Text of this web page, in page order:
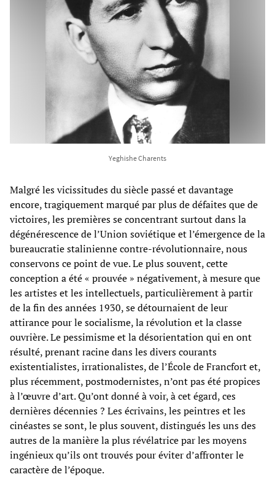
Yeghishe Charents
Malgré les vicissitudes du siècle passé et davantage
encore, tragiquement marqué par plus de défaites que de
victoires, les premières se concentrant surtout dans la
dégénérescence de l’Union soviétique et l’émergence de la
bureaucratie stalinienne contre-révolutionnaire, nous
conservons ce point de vue. Le plus souvent, cette
conception a été « prouvée » négativement, à mesure que
les artistes et les intellectuels, particulièrement à partir
de la fin des années 1930, se détournaient de leur
attirance pour le socialisme, la révolution et la classe
ouvrière. Le pessimisme et la désorientation qui en ont
résulté, prenant racine dans les divers courants
existentialistes, irrationalistes, de l’École de Francfort et,
plus récemment, postmodernistes, n’ont pas été propices
à l’œuvre d’art. Qu’ont donné à voir, à cet égard, ces
dernières décennies ? Les écrivains, les peintres et les
cinéastes se sont, le plus souvent, distingués les uns des
autres de la manière la plus révélatrice par les moyens
ingénieux qu’ils ont trouvés pour éviter d’affronter le
caractère de l’époque.